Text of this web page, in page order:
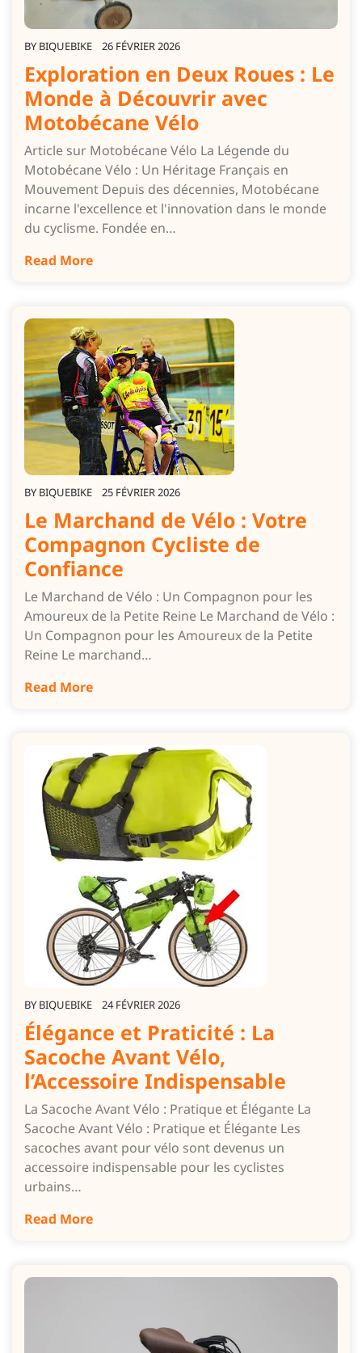
BY BIQUEBIKE 26 FÉVRIER 2026
Exploration en Deux Roues : Le
Monde à Découvrir avec
Motobécane Vélo
Article sur Motobécane Vélo La Légende du
Motobécane Vélo : Un Héritage Français en
Mouvement Depuis des décennies, Motobécane
incarne l'excellence et l'innovation dans le monde
du cyclisme. Fondée en…
Read More
BY BIQUEBIKE 25 FÉVRIER 2026
Le Marchand de Vélo : Votre
Compagnon Cycliste de
Confiance
Le Marchand de Vélo : Un Compagnon pour les
Amoureux de la Petite Reine Le Marchand de Vélo :
Un Compagnon pour les Amoureux de la Petite
Reine Le marchand…
Read More
BY BIQUEBIKE 24 FÉVRIER 2026
Élégance et Praticité : La
Sacoche Avant Vélo,
l’Accessoire Indispensable
La Sacoche Avant Vélo : Pratique et Élégante La
Sacoche Avant Vélo : Pratique et Élégante Les
sacoches avant pour vélo sont devenus un
accessoire indispensable pour les cyclistes
urbains…
Read More